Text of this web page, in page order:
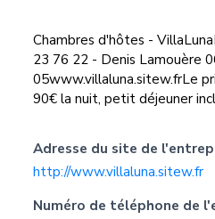
Chambres d'hôtes -
23 76 22 - Denis Lamouère
05www.villaluna.sitew.frLe
90€ la nuit, petit déjeuner
Adresse du site de
http://www.villaluna.sitew.fr
Numéro de téléphone de